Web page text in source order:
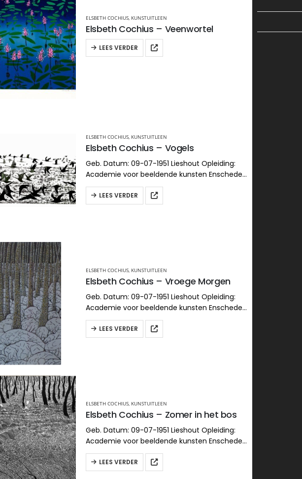
ELSBETH COCHIUS, KUNSTUITLEEN
Elsbeth Cochius – Veenwortel
LEES VERDER
ELSBETH COCHIUS, KUNSTUITLEEN
Elsbeth Cochius – Vogels
Geb. Datum: 09-07-1951 Lieshout Opleiding:
Academie voor beeldende kunsten Enschede
Richting: Monumentale vormgeving/ grafiek/
keramiek Aangesloten bij BBK en VOG
www.elsbethcochius.com/
LEES VERDER
ELSBETH COCHIUS, KUNSTUITLEEN
Elsbeth Cochius – Vroege Morgen
Geb. Datum: 09-07-1951 Lieshout Opleiding:
Academie voor beeldende kunsten Enschede
Richting: Monumentale vormgeving/ grafiek/
keramiek Aangesloten bij BBK en
VOGwww.elsbethcochius.com/
LEES VERDER
ELSBETH COCHIUS, KUNSTUITLEEN
Elsbeth Cochius – Zomer in het bos
Geb. Datum: 09-07-1951 Lieshout Opleiding:
Academie voor beeldende kunsten Enschede
Richting: Monumentale vormgeving/ grafiek/
keramiek Aangesloten bij BBK en
VOGwww.elsbethcochius.com/
LEES VERDER